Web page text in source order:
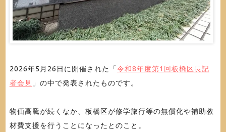
2026年5月26日に開催された「令和8年度第1回板橋区長記
者会見 」の中で発表されたものです。
物価高騰が続くなか、板橋区が修学旅行等の無償化や補助教
材費支援を行うことになったとのこと。